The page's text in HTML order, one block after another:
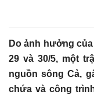
Do ảnh hưởng
29 và 30/5, một
nguồn sông Cả,
chứa và công